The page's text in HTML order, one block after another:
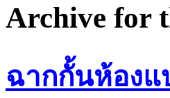
Archive for
ฉากกั้นห้อง